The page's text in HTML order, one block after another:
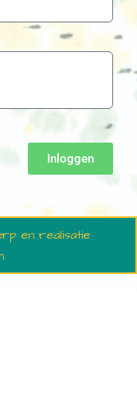
Inloggen
en realisatie